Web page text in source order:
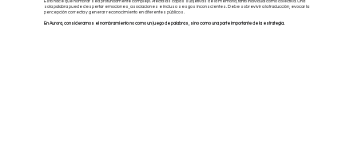
Esto hace que nombrar sea profundamente complejo. Afecta las capas subjetivas de la memoria, tanto individual como colectiva. Una
sola palabra puede despertar emociones, asociaciones e incluso sesgos inconscientes. Debe sobrevivir a la traducción, evocar la
percepción correcta y generar reconocimiento en diferentes públicos.
En Aurora, consideramos el nombramiento no como un juego de palabras, sino como una parte importante de la estrategia.